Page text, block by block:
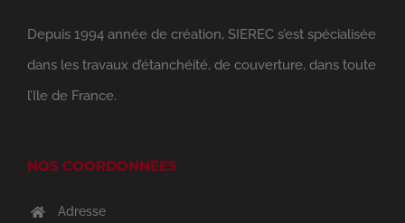
Depuis 1994 année de création, SIEREC s’est spécialisée
dans les travaux d’étanchéité, de couverture, dans toute
l’Ile de France.
NOS COORDONNÉES
Adresse